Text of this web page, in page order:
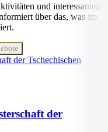
und interessanten
über das, was im
der